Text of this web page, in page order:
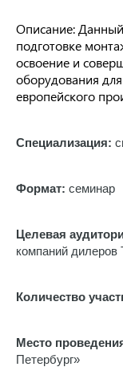
Описание:
подготовке
освоение и
оборудования
европейского
Специализация:
Формат: семинар
Целевая
компаний
Количество
Место
Петербург»